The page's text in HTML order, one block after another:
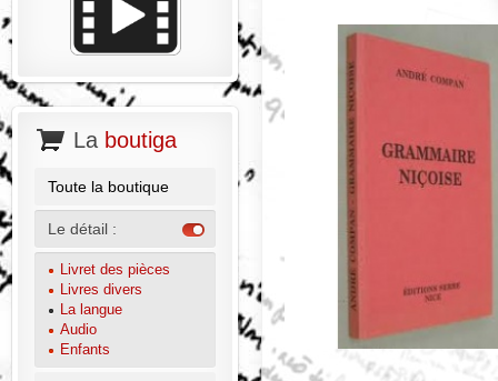
La boutiga
Toute la boutique
Le détail :
Livret des pièces
Livres divers
La langue
Audio
Enfants